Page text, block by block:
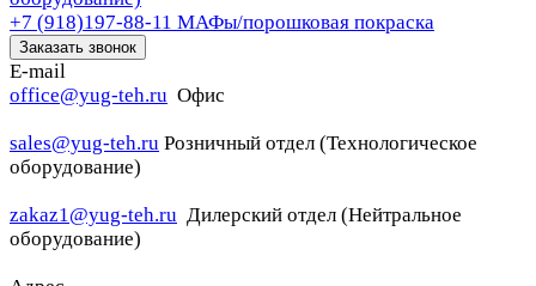
+7 (918)197-88-11 МАФы/порошковая покраска
Заказать звонок
E-mail
office@yug-teh.ru Офис
sales@yug-teh.ru Розничный отдел (Технологическое
оборудование)
zakaz1@yug-teh.ru Дилерский отдел (Нейтральное
оборудование)